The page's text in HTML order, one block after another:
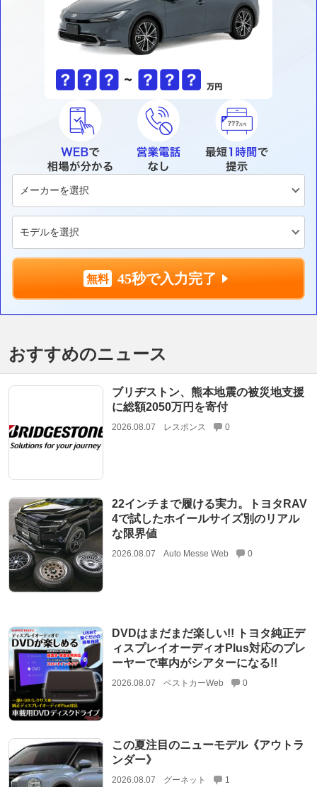
45秒で入力完了
おすすめのニュース
ブリヂストン、熊本地震の被災地支援
に総額2050万円を寄付
2026.08.07 レスポンス 0
22インチまで履ける実力。トヨタRAV
4で試したホイールサイズ別のリアル
な限界値
2026.08.07 Auto Messe Web 0
DVDはまだまだ楽しい!! トヨタ純正デ
ィスプレイオーディオPlus対応のプレ
ーヤーで車内がシアターになる!!
2026.08.07 ベストカーWeb 0
この夏注目のニューモデル《アウトラ
ンダー》
2026.08.07 グーネット 1